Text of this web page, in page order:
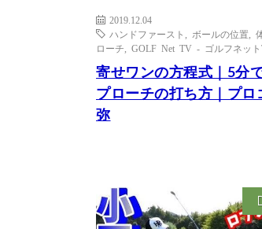
2019.12.04
ハンドファースト
ボールの位置
ローチ
GOLF Net TV - ゴルフネッ
寄せワンの方程式｜5分
プローチの打ち方｜プロ
弥